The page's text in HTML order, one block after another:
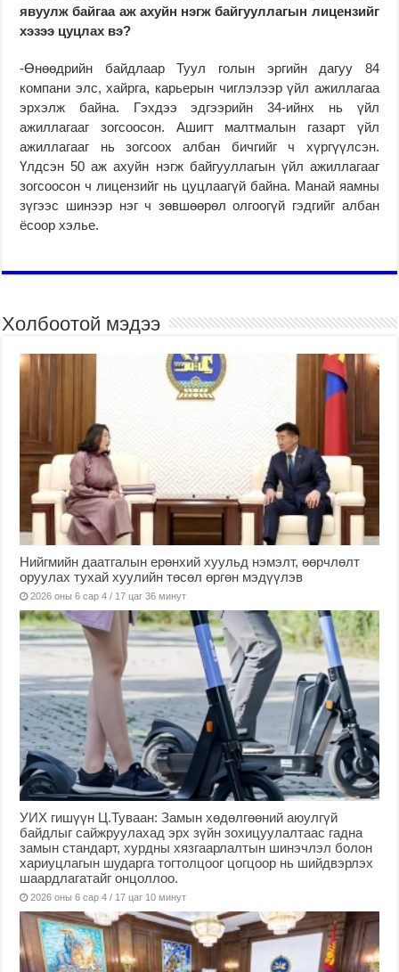
явуулж байгаа аж ахуйн нэгж байгууллагын лицензийг
хэзээ цуцлах вэ?
-Өнөөдрийн байдлаар Туул голын эргийн дагуу 84
компани элс, хайрга, карьерын чиглэлээр үйл ажиллагаа
эрхэлж байна. Гэхдээ эдгээрийн 34-ийнх нь үйл
ажиллагааг зогсоосон. Ашигт малтмалын газарт үйл
ажиллагааг нь зогсоох албан бичгийг ч хүргүүлсэн.
Үлдсэн 50 аж ахуйн нэгж байгууллагын үйл ажиллагааг
зогсоосон ч лицензийг нь цуцлаагүй байна. Манай яамны
зүгээс шинээр нэг ч зөвшөөрөл олгоогүй гэдгийг албан
ёсоор хэлье.
Холбоотой мэдээ
Нийгмийн даатгалын ерөнхий хуульд нэмэлт, өөрчлөлт
оруулах тухай хуулийн төсөл өргөн мэдүүлэв
2026 оны 6 сар 4 / 17 цаг 36 минут
УИХ гишүүн Ц.Туваан: Замын хөдөлгөөний аюулгүй
байдлыг сайжруулахад эрх зүйн зохицуулалтаас гадна
замын стандарт, хурдны хязгаарлалтын шинэчлэл болон
хариуцлагын шударга тогтолцоог цогцоор нь шийдвэрлэх
шаардлагатайг онцоллоо.
2026 оны 6 сар 4 / 17 цаг 10 минут